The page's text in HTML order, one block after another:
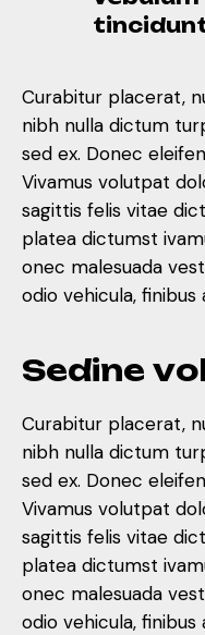
Curabitur placerat,
nibh nulla dictum
sed ex. Donec
Vivamus volutpat
sagittis felis vitae
platea dictumst
onec malesuada
odio vehicula,
Sedine vo
Curabitur placerat,
nibh nulla dictum
sed ex. Donec
Vivamus volutpat
sagittis felis vitae
platea dictumst
onec malesuada
odio vehicula,